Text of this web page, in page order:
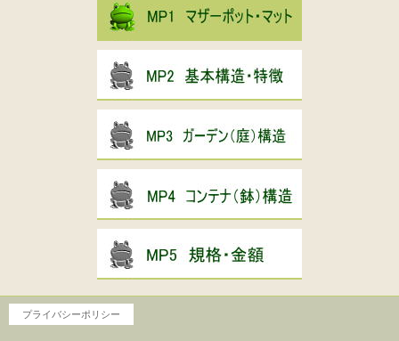
サブナビゲーション
プライバシーポリシー